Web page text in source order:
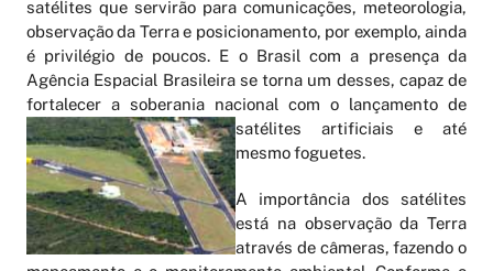
satélites que servirão para comunicações, meteorologia,
observação da Terra e posicionamento, por exemplo, ainda
é privilégio de poucos. E o Brasil com a presença da
Agência Espacial Brasileira se torna um desses, capaz de
fortalecer a soberania nacional com o lançamento de
satélites artificiais e até
mesmo foguetes.
A importância dos satélites
está na observação da Terra
através de câmeras, fazendo o